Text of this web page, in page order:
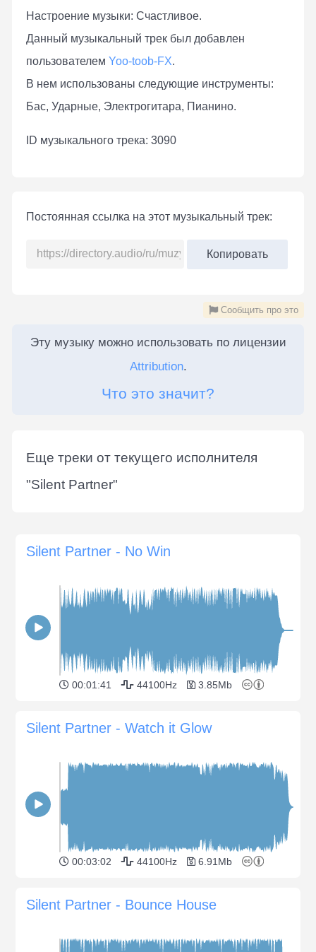
Настроение музыки: Счастливое.
Данный музыкальный трек был добавлен
пользователем Yoo-toob-FX.
В нем использованы следующие инструменты:
Бас, Ударные, Электрогитара, Пианино.
ID музыкального трека: 3090
Постоянная ссылка на этот музыкальный трек:
Копировать
Сообщить про это
Эту музыку можно использовать по лицензии
Attribution.
Что это значит?
Еще треки от текущего исполнителя
"Silent Partner"
Silent Partner - No Win
00:01:41 44100Hz 3.85Mb
Silent Partner - Watch it Glow
00:03:02 44100Hz 6.91Mb
Silent Partner - Bounce House